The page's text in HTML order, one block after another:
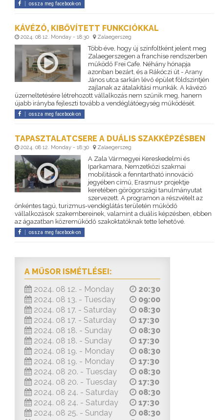
ossza meg facebook-on
KÁVÉZÓ, KIBŐVÍTETT FUNKCIÓKKAL
2024. 08 12. Monday - 18:30 Zalaegerszeg
Több éve, hogy új színfoltként jelent meg
Zalaegerszegen a franchise rendszerben
működő Frei Cafe. Néhány hónapja
azonban bezárt, és a Rákóczi út - Arany
János utca sarkán lévő épület földszintjén
zajlanak az átalakítási munkák. A kávézó
üzemeltetésére létrehozott vállalkozás nem szűnik meg, hanem
újabb irányba fejleszti tovább a vendéglátóegység működését.
ossza meg facebook-on
TAPASZTALATCSERE A DUÁLIS SZAKKÉPZÉSBEN
2024. 08 12. Monday - 18:30 Zalaegerszeg
A Zala Vármegyei Kereskedelmi és
Iparkamara, Nemzetközi szakmai
mobilitások a fenntartható innováció
jegyében című, Erasmus+ projektje
keretében görögországi tanulmányutat
szervezett. A programon a részvételt az
önkéntes tagú, turizmus-vendéglátás területén működő
vállalkozások szakembereinek, valamint a duális képzésben, ebben
az ágazatban közreműködő szakoktatóknak tette lehetővé.
ossza meg facebook-on
A MŰSOR ISMÉTLÉSEI:
2024. 08 12. - Monday
20:30
2024. 08 13. - Tuesday
09:00
2024. 08 17. - Saturday
08:30
2024. 08 17. - Saturday
17:30
2024. 08 18. - Sunday
08:30
2024. 08 18. - Sunday
17:30
2024. 08 19. - Monday
08:30
2024. 08 19. - Monday
17:30
2024. 08 20. - Tuesday
08:30
2024. 08 20. - Tuesday
17:30
2024. 08 24. - Saturday
08:30
2024. 08 24. - Saturday
17:30
2024. 08 25. - Sunday
08:30